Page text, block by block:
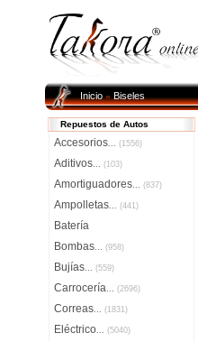
Inicio»Biseles
Repuestos de Autos
Accesorios... (1556)
Aditivos... (103)
Amortiguadores... (837)
Ampolletas... (441)
Batería
Bombas... (958)
Bujías... (559)
Carrocería... (2696)
Correas... (1831)
Eléctrico... (5040)